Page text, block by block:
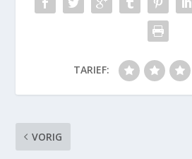
TARIEF:
VORIG